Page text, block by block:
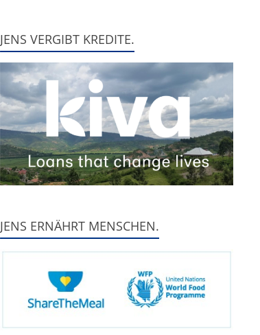
JENS VERGIBT KREDITE.
JENS ERNÄHRT MENSCHEN.